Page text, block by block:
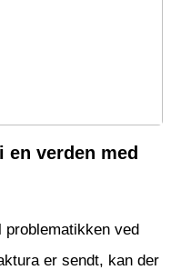
verden med
problematikken ved
er sendt, kan der